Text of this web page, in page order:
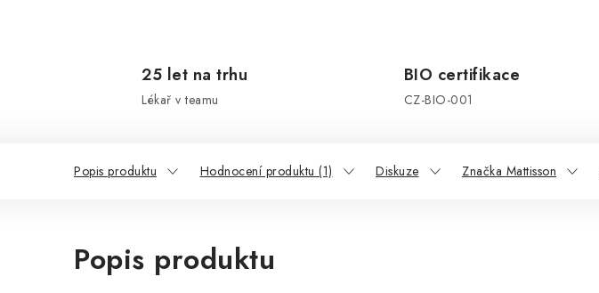
25 let na trhu
Lékař v teamu
BIO certifikace
CZ-BIO-001
Popis produktu Hodnocení produktu (1) Diskuze Značka Mattisson
Popis produktu